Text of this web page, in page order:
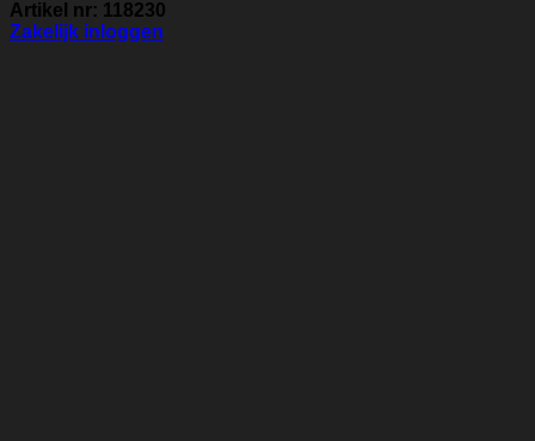
Artikel nr: 118230
Zakelijk inloggen